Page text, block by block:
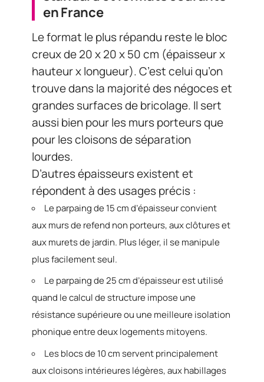
en France
Le format le plus répandu reste le bloc
creux de 20 x 20 x 50 cm (épaisseur x
hauteur x longueur). C’est celui qu’on
trouve dans la majorité des négoces et
grandes surfaces de bricolage. Il sert
aussi bien pour les murs porteurs que
pour les cloisons de séparation
lourdes.
D’autres épaisseurs existent et
répondent à des usages précis :
Le parpaing de 15 cm d’épaisseur convient
aux murs de refend non porteurs, aux clôtures et
aux murets de jardin. Plus léger, il se manipule
plus facilement seul.
Le parpaing de 25 cm d’épaisseur est utilisé
quand le calcul de structure impose une
résistance supérieure ou une meilleure isolation
phonique entre deux logements mitoyens.
Les blocs de 10 cm servent principalement
aux cloisons intérieures légères, aux habillages